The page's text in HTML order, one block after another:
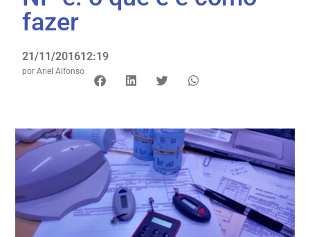
fazer
21/11/201612:19
por Ariel Alfonso